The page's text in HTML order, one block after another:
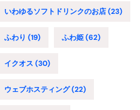
いわゆるソフトドリンクのお店(23)
ふわり (19) ふわ姫(62)
イクオス (30)
ウェブホスティング(22)